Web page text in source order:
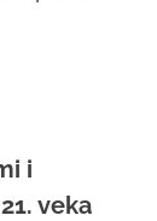
i
veka